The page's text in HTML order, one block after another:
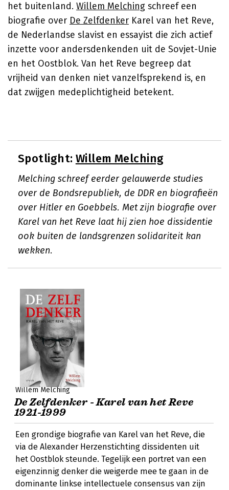
het buitenland. Willem Melching schreef een
biografie over De Zelfdenker Karel van het Reve,
de Nederlandse slavist en essayist die zich actief
inzette voor andersdenkenden uit de Sovjet-Unie
en het Oostblok. Van het Reve begreep dat
vrijheid van denken niet vanzelfsprekend is, en
dat zwijgen medeplichtigheid betekent.
Spotlight: Willem Melching
Melching schreef eerder gelauwerde studies
over de Bondsrepubliek, de DDR en biografieën
over Hitler en Goebbels. Met zijn biografie over
Karel van het Reve laat hij zien hoe dissidentie
ook buiten de landsgrenzen solidariteit kan
wekken.
Willem Melching
De Zelfdenker - Karel van het Reve
1921-1999
Een grondige biografie van Karel van het Reve, die
via de Alexander Herzenstichting dissidenten uit
het Oostblok steunde. Tegelijk een portret van een
eigenzinnig denker die weigerde mee te gaan in de
dominante linkse intellectuele consensus van zijn